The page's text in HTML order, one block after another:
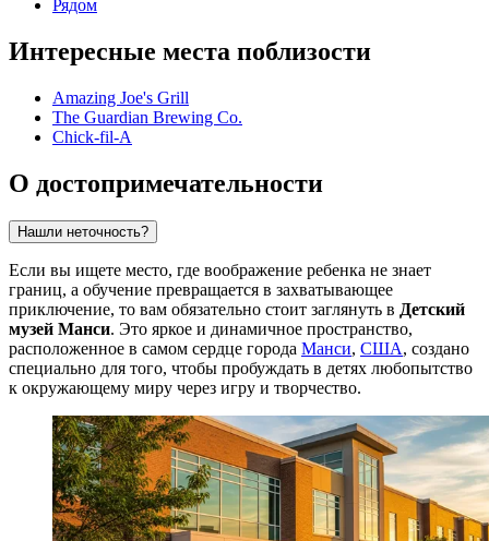
Рядом
Интересные места поблизости
Amazing Joe's Grill
The Guardian Brewing Co.
Chick-fil-A
О достопримечательности
Нашли неточность?
Если вы ищете место, где воображение ребенка не знает
границ, а обучение превращается в захватывающее
приключение, то вам обязательно стоит заглянуть в Детский
музей Манси. Это яркое и динамичное пространство,
расположенное в самом сердце города Манси, США, создано
специально для того, чтобы пробуждать в детях любопытство
к окружающему миру через игру и творчество.